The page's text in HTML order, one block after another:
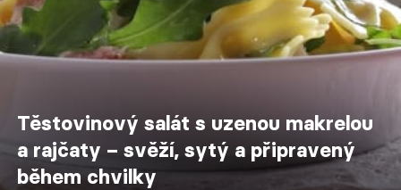
Těstovinový salát s uzenou makrelou
a rajčaty – svěží, sytý a připravený
během chvilky